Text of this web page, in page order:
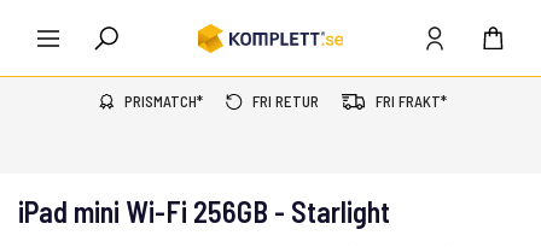
PRISMATCH* FRI RETUR FRI FRAKT*
iPad mini Wi-Fi 256GB - Starlight